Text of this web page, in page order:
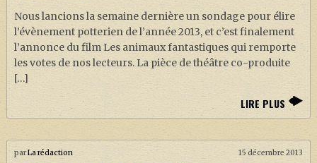
Nous lancions la semaine dernière un sondage pour élire
l’évènement potterien de l’année 2013, et c’est finalement
l’annonce du film Les animaux fantastiques qui remporte
les votes de nos lecteurs. La pièce de théâtre co-produite
[…]
LIRE PLUS
parLa rédaction 15 décembre 2013